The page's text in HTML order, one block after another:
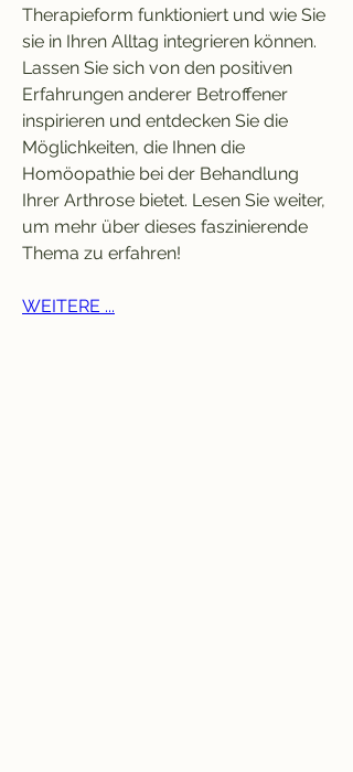
Therapieform funktioniert und wie Sie
sie in Ihren Alltag integrieren können.
Lassen Sie sich von den positiven
Erfahrungen anderer Betroffener
inspirieren und entdecken Sie die
Möglichkeiten, die Ihnen die
Homöopathie bei der Behandlung
Ihrer Arthrose bietet. Lesen Sie weiter,
um mehr über dieses faszinierende
Thema zu erfahren!
WEITERE ...